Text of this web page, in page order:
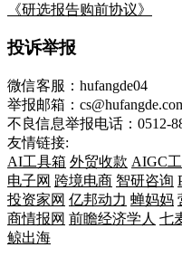
《研选报告购前协议》
投诉举报
微信客服：hufangde04
举报邮箱：
不良信息举报电话：0512-
友情链接:
AI工具箱 外贸收款 AIGC
电子网 跨境电商 智研咨询
投资家网 亿邦动力 蝉妈妈
商情报网 前瞻经济学人 七
鲸出海